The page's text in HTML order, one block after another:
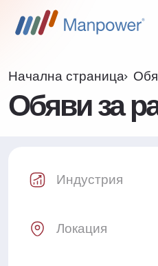
Начална страница
Обяви за
Industry Select
Location Select